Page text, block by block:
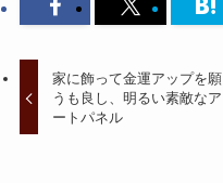
家に飾って金運アップを願
うも良し、明るい素敵なア
ートパネル